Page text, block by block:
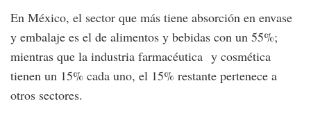
En México, el sector que más tiene absorción en envase
y embalaje es el de alimentos y bebidas con un 55%;
mientras que la industria farmacéutica y cosmética
tienen un 15% cada uno, el 15% restante pertenece a
otros sectores.